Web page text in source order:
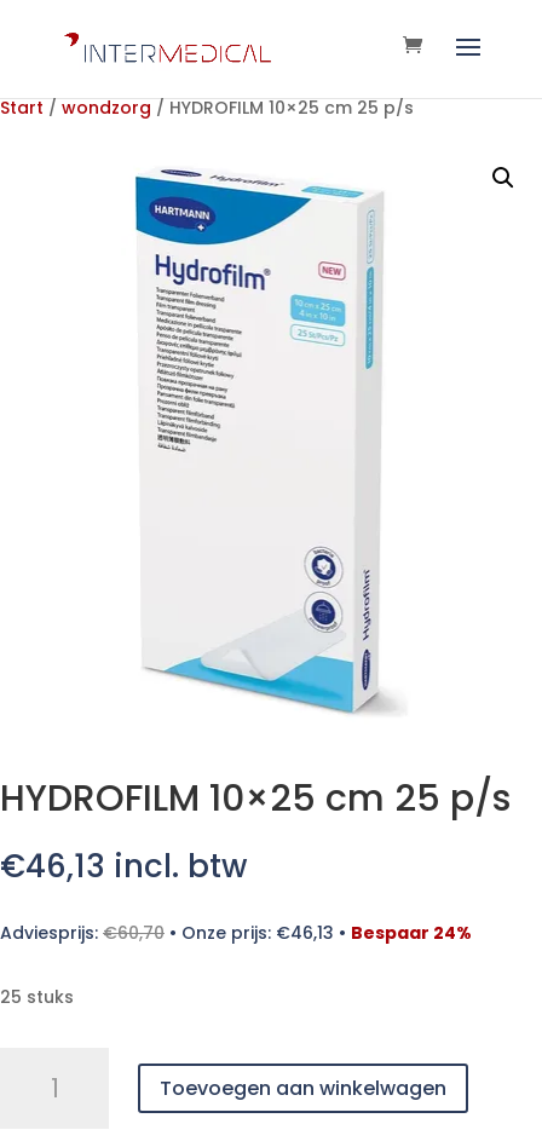
Start / wondzorg / HYDROFILM 10×25 cm 25 p/s
HYDROFILM 10×25 cm 25 p/s
€46,13 incl. btw
Adviesprijs: €60,70 • Onze prijs: €46,13 • Bespaar 24%
25 stuks
Toevoegen aan winkelwagen